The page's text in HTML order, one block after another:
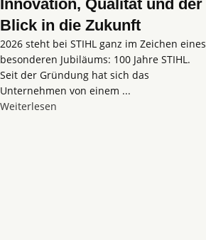
Innovation, Qualität und der
Blick in die Zukunft
2026 steht bei STIHL ganz im Zeichen eines
besonderen Jubiläums: 100 Jahre STIHL.
Seit der Gründung hat sich das
Unternehmen von einem ...
Weiterlesen